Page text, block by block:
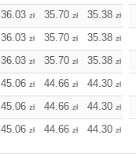
36.03 zł 35.70 zł 35.38 zł
36.03 zł 35.70 zł 35.38 zł
36.03 zł 35.70 zł 35.38 zł
45.06 zł 44.66 zł 44.30 zł
45.06 zł 44.66 zł 44.30 zł
45.06 zł 44.66 zł 44.30 zł